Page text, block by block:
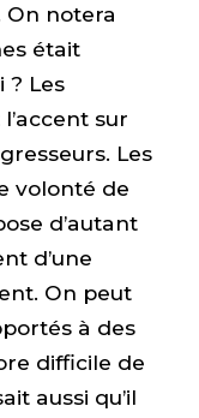
On notera
était
? Les
sur
Les
volonté de
d’autant
d’une
On peut
à des
difficile de
aussi qu’il